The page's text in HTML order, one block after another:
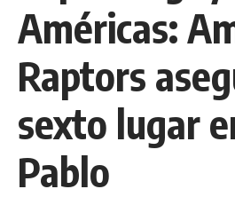
Américas:
Raptors
sexto lugar
Pablo